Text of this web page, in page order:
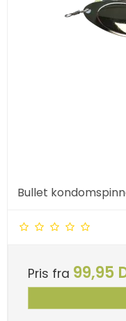
Bullet
Pris fra 99,95